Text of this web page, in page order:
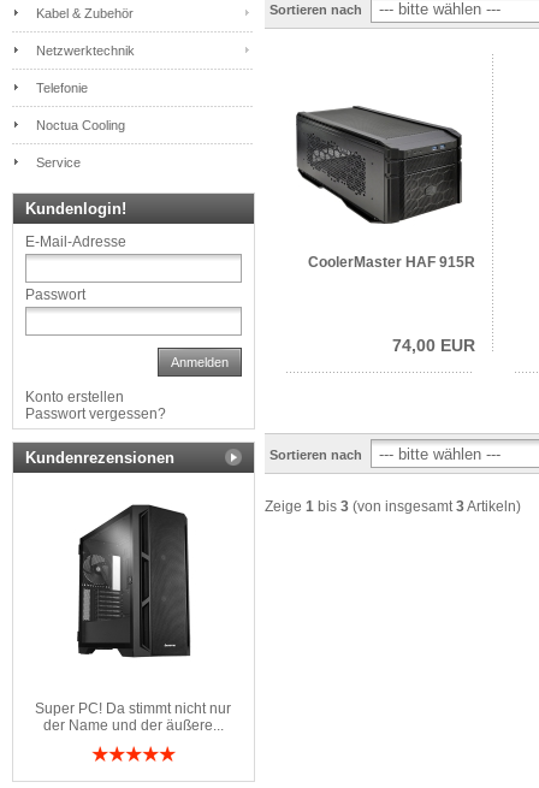
Sortieren nach
CoolerMaster HAF 915R
74,00 EUR
Sortieren nach
Zeige 1 bis 3 (von insgesamt3Artikeln)
Kabel & Zubehör
Netzwerktechnik
Telefonie
Noctua Cooling
Service
Kundenlogin!
E-Mail-Adresse
Passwort
Anmelden
Konto erstellen
Passwort vergessen?
Kundenrezensionen
Super PC! Da stimmt nicht nur
der Name und der äußere...